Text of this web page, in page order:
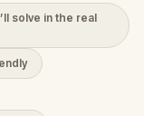
solve in the real